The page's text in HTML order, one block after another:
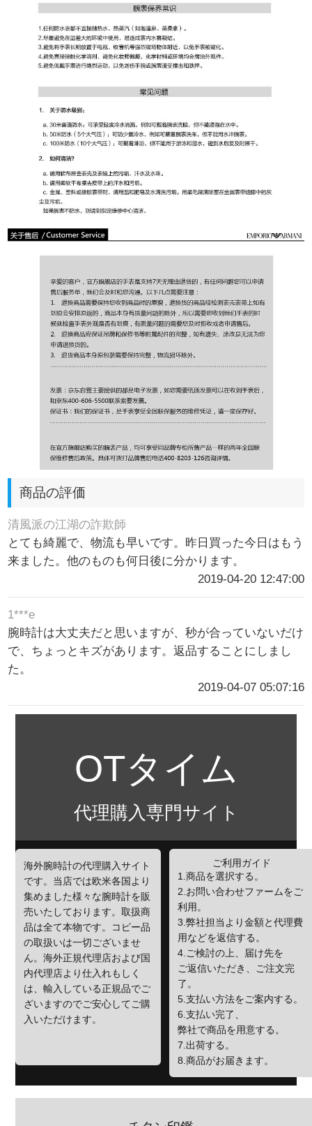
商品の評価
清風派の江湖の詐欺師
とても綺麗で、物流も早いです。昨日買った今日はもう
来ました。他のものも何日後に分かります。
2019-04-20 12:47:00
1***e
腕時計は大丈夫だと思いますが、秒が合っていないだけ
で、ちょっとキズがあります。返品することにしまし
た。
2019-04-07 05:07:16
OTタイム
代理購入専門サイト
海外腕時計の代理購入サイト
です。当店では欧米各国より
集めました様々な腕時計を販
売いたしております。取扱商
品は全て本物です。コピー品
の取扱いは一切ございませ
ん。海外正規代理店および国
内代理店より仕入れもしく
は、輸入している正規品でご
ざいますのでご安心してご購
入いただけます。
ご利用ガイド
1.商品を選択する。
2.お問い合わせファームをご
利用。
3.弊社担当より金額と代理費
用などを返信する。
4.ご検討の上、届け先を
ご返信いただき、ご注文完
了。
5.支払い方法をご案内する。
6.支払い完了、
弊社で商品を用意する。
7.出荷する。
8.商品がお届きます。